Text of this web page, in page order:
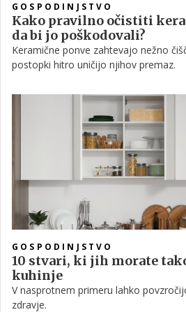
GOSPODINJSTVO
Kako pravilno očistiti
da bi jo poškodovali?
Keramične ponve zahtevajo nežno
postopki hitro uničijo njihov premaz.
GOSPODINJSTVO
10 stvari, ki jih morate
kuhinje
V nasprotnem primeru lahko
zdravje.